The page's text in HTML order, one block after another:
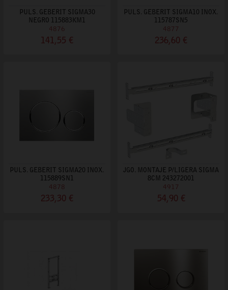
PULS. GEBERIT SIGMA30
NEGRO 115883KM1
4876
141,55 €
PULS. GEBERIT SIGMA10 INOX.
115787SN5
4877
236,60 €
PULS. GEBERIT SIGMA20 INOX.
115889SN1
4878
233,30 €
JGO. MONTAJE P/LIGERA SIGMA
8CM 243272001
4917
54,90 €